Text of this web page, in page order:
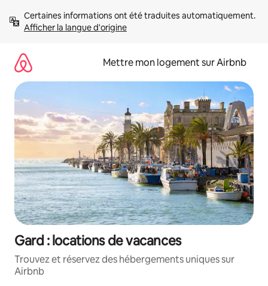
directement
Afficher la langue d'origine
Mettre mon logement sur Airbnb
Gard : locations de vacances
Trouvez et réservez des hébergements uniques sur
Airbnb